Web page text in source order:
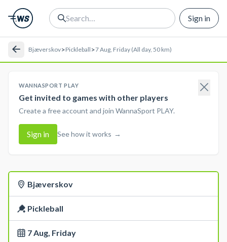
Sign in
Bjæverskov>Pickleball >7 Aug, Friday (All day, 50 km)
WANNASPORT PLAY
Get invited to games with other players
Create a free account and join WannaSport PLAY.
Sign in See how it works →
Bjæverskov
Pickleball
7 Aug, Friday